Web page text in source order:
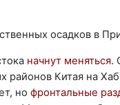
осадков в
начнут меняться.
Китая на
но фронтальные